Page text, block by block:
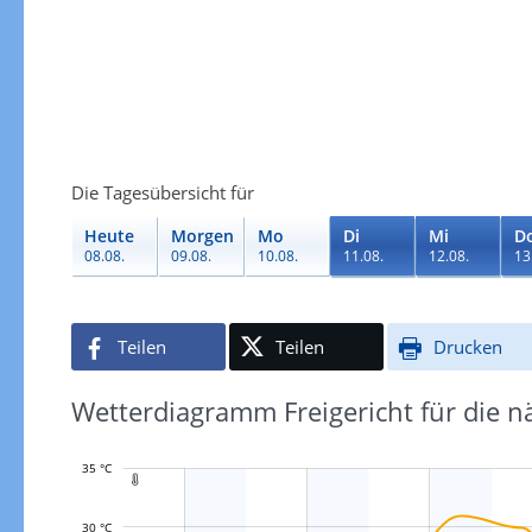
Die Tagesübersicht für
Heute
08.08.
Morgen
09.08.
Mo
10.08.
Di
11.08.
Mi
12.08.
Teilen Teilen Drucken
Wetterdiagramm Freigericht für die

35 °C
30 °C